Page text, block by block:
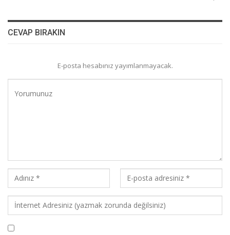
CEVAP BIRAKIN
E-posta hesabınız yayımlanmayacak.